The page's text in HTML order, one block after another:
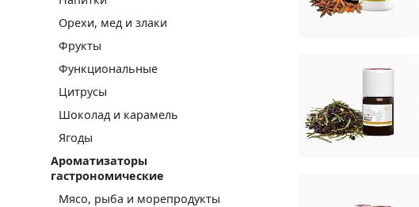
Орехи, мед и злаки
Фрукты
Функциональные
Цитрусы
Шоколад и карамель
Ягоды
Ароматизаторы
гастрономические
Мясо, рыба и морепродукты